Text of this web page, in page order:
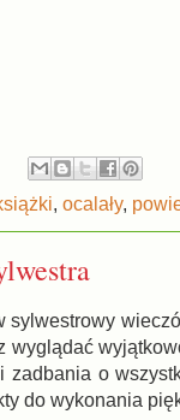
, ocalały,
sylwestrowy
wyglądać
zadbania o
do wykonania